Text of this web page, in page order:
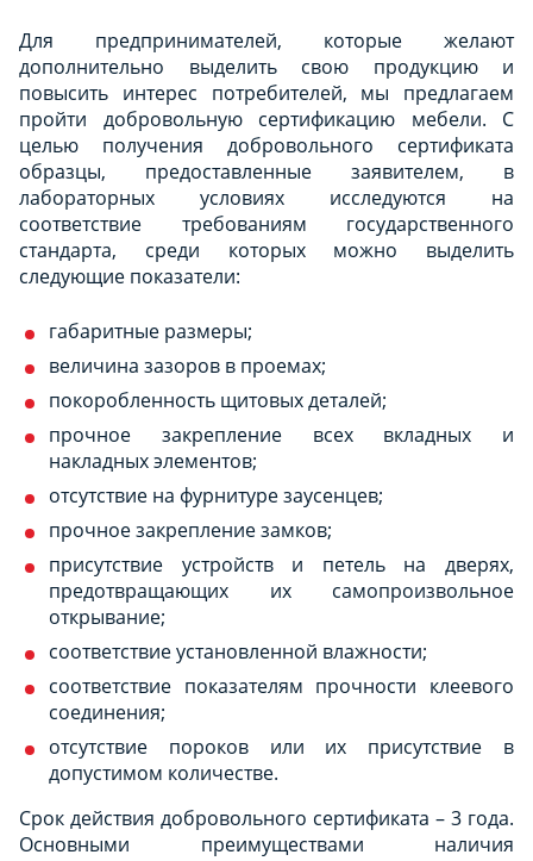
Для предпринимателей, которые желают
дополнительно выделить свою продукцию и
повысить интерес потребителей, мы предлагаем
пройти добровольную сертификацию мебели. С
целью получения добровольного сертификата
образцы, предоставленные заявителем, в
лабораторных условиях исследуются на
соответствие требованиям государственного
стандарта, среди которых можно выделить
следующие показатели:
габаритные размеры;
величина зазоров в проемах;
покоробленность щитовых деталей;
прочное закрепление всех вкладных и
накладных элементов;
отсутствие на фурнитуре заусенцев;
прочное закрепление замков;
присутствие устройств и петель на дверях,
предотвращающих их самопроизвольное
открывание;
соответствие установленной влажности;
соответствие показателям прочности клеевого
соединения;
отсутствие пороков или их присутствие в
допустимом количестве.
Срок действия добровольного сертификата – 3 года.
Основными преимуществами наличия